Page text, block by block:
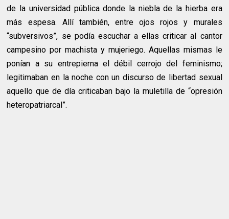
de la universidad pública donde la niebla de la hierba era
más espesa. Allí también, entre ojos rojos y murales
“subversivos”, se podía escuchar a ellas criticar al cantor
campesino por machista y mujeriego. Aquellas mismas le
ponían a su entrepierna el débil cerrojo del feminismo;
legitimaban en la noche con un discurso de libertad sexual
aquello que de día criticaban bajo la muletilla de “opresión
heteropatriarcal”.